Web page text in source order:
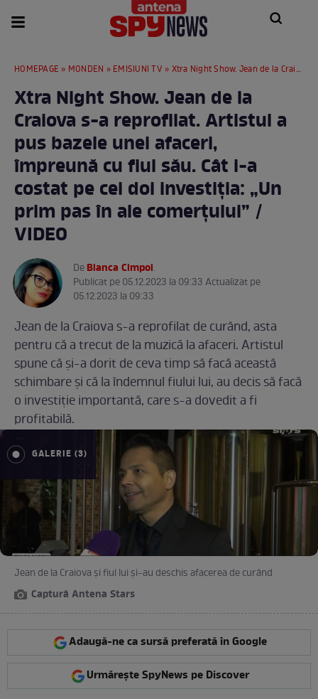
HOMEPAGE » MONDEN » EMISIUNI TV » Xtra Night Show. Jean de la Craiova s-a reprofilat. Artistul a pus bazele unei afaceri, împreună cu fiul său. Cât i-a costat pe cei doi investiția: „Un prim pas în ale comerțului” / VIDEO
Xtra Night Show. Jean de la
Craiova s-a reprofilat. Artistul a
pus bazele unei afaceri,
împreună cu fiul său. Cât i-a
costat pe cei doi investiția: „Un
prim pas în ale comerțului” /
VIDEO
DeBianca Cimpoi.
Publicat pe 05.12.2023 la 09:33 Actualizat pe
05.12.2023 la 09:33
Jean de la Craiova s-a reprofilat de curând, asta
pentru că a trecut de la muzică la afaceri. Artistul
spune că și-a dorit de ceva timp să facă această
schimbare și că la îndemnul fiului lui, au decis să facă
o investiție importantă, care s-a dovedit a fi
profitabilă.
GALERIE (3)
Jean de la Craiova și fiul lui și-au deschis afacerea de curând
Captură Antena Stars
Adaugă-ne ca sursă preferată în Google
Urmărește SpyNews pe Discover